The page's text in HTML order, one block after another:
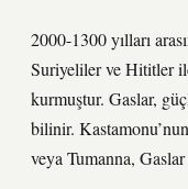
2000-1300 yılları
Suriyeliler ve Hititler
kurmuştur. Gaslar,
bilinir.
veya Tumanna,